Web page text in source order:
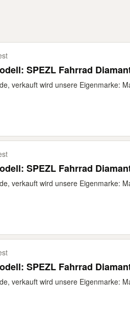
SPEZL Fahrrad
verkauft wird unsere Eigenmarke:
SPEZL Fahrrad
verkauft wird unsere Eigenmarke:
SPEZL Fahrrad
verkauft wird unsere Eigenmarke: